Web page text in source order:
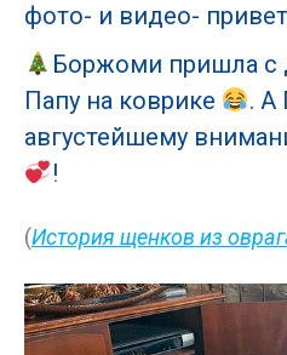
фото- и видео-
Боржоми пришла с
Папу на коврике
. А
августейшему
!
(История щенков из